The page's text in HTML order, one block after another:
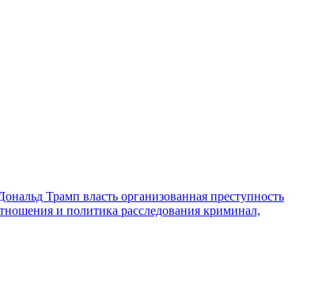
Трамп власть организованная преступность
и политика расследования криминал,